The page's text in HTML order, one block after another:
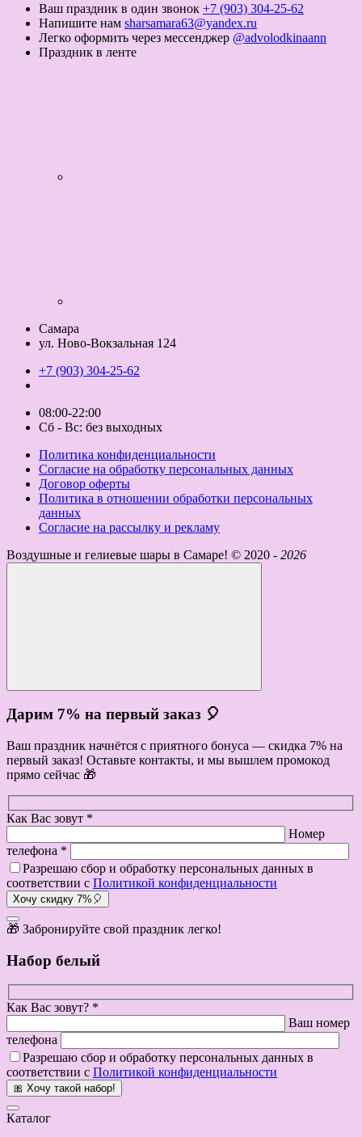
Ваш праздник в один звонок +7 (903) 304-25-62
Напишите нам sharsamara63@yandex.ru
Легко оформить через мессенджер @advolodkinaann
Праздник в ленте
Самара
ул. Ново-Вокзальная 124
+7 (903) 304-25-62
08:00-22:00
Сб - Вс: без выходных
Политика конфиденциальности
Согласие на обработку персональных данных
Договор оферты
Политика в отношении обработки персональных
данных
Согласие на рассылку и рекламу
Воздушные и гелиевые шары в Самаре! © 2020 - 2026
Дарим 7% на первый заказ 🎈
Ваш праздник начнётся с приятного бонуса — скидка 7% на
первый заказ! Оставьте контакты, и мы вышлем промокод
прямо сейчас 🎁
Как Вас зовут *
Номер
телефона *
Разрешаю сбор и обработку персональных данных в
соответствии с Политикой конфиденциальности
Хочу скидку 7%🎈
🎁 Забронируйте свой праздник легко!
Набор белый
Как Вас зовут? *
Ваш номер
телефона
Разрешаю сбор и обработку персональных данных в
соответствии с Политикой конфиденциальности
🎀 Хочу такой набор!
Каталог